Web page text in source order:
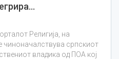
Религија, на
чиноначалствува српскиот
владика од ПОА кој